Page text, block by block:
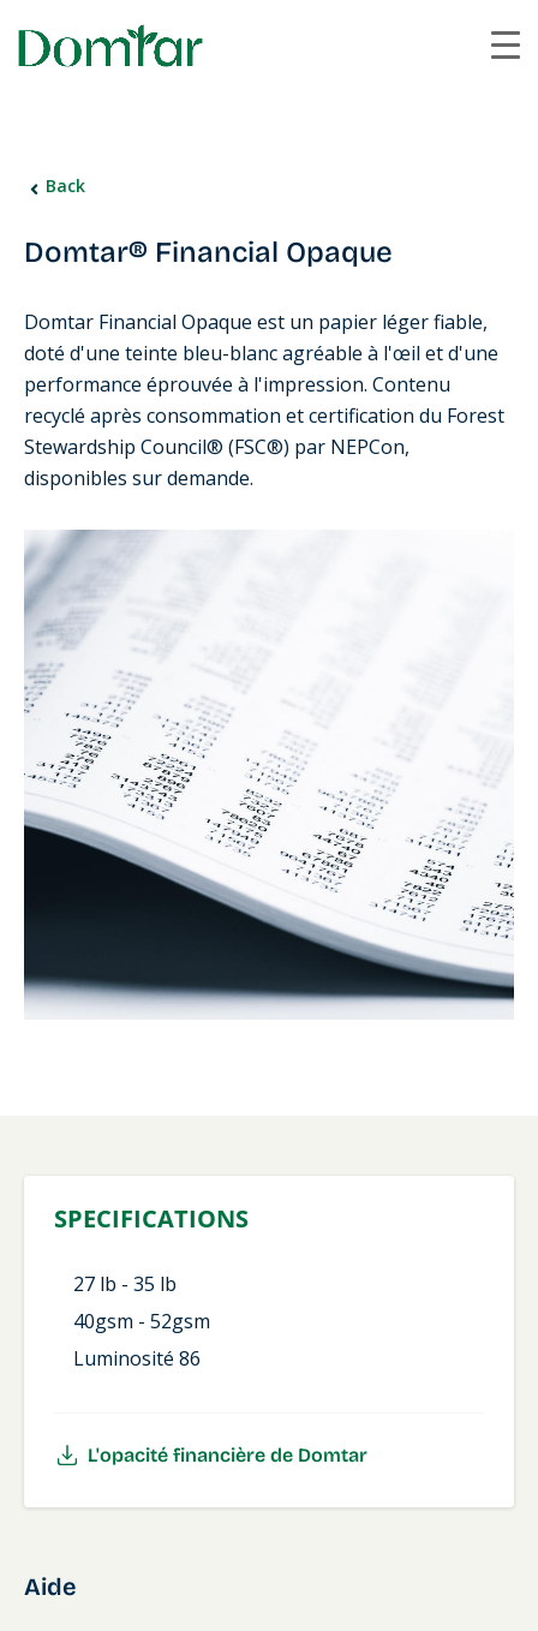
Back
Domtar® Financial Opaque
Domtar Financial Opaque est un papier léger fiable,
doté d'une teinte bleu-blanc agréable à l'œil et d'une
performance éprouvée à l'impression. Contenu
recyclé après consommation et certification du Forest
Stewardship Council® (FSC®) par NEPCon,
disponibles sur demande.
SPECIFICATIONS
27 lb - 35 lb
40gsm - 52gsm
Luminosité 86
L'opacité financière de Domtar
Aide